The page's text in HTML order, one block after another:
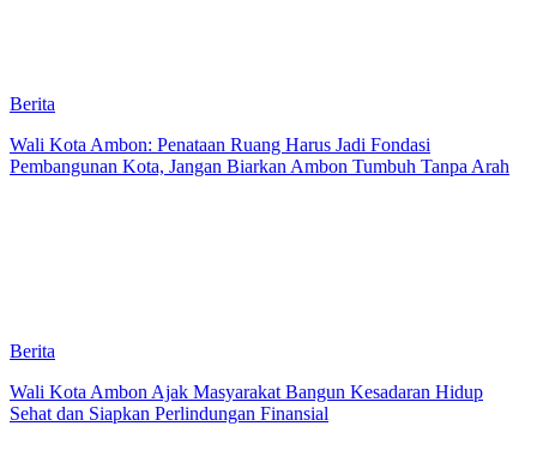
Berita
Wali Kota Ambon: Penataan Ruang Harus Jadi Fondasi
Pembangunan Kota, Jangan Biarkan Ambon Tumbuh Tanpa Arah
Berita
Wali Kota Ambon Ajak Masyarakat Bangun Kesadaran Hidup
Sehat dan Siapkan Perlindungan Finansial